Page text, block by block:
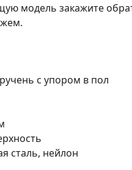
модель закажите
с упором в пол
сталь, нейлон